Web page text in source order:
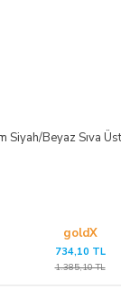
Siyah/Beyaz Sıva
goldX
734,10 TL
1.385,10 TL